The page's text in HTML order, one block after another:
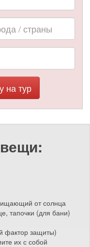
на тур
от солнца
тапочки (для бани)
фактор защиты)
их с собой